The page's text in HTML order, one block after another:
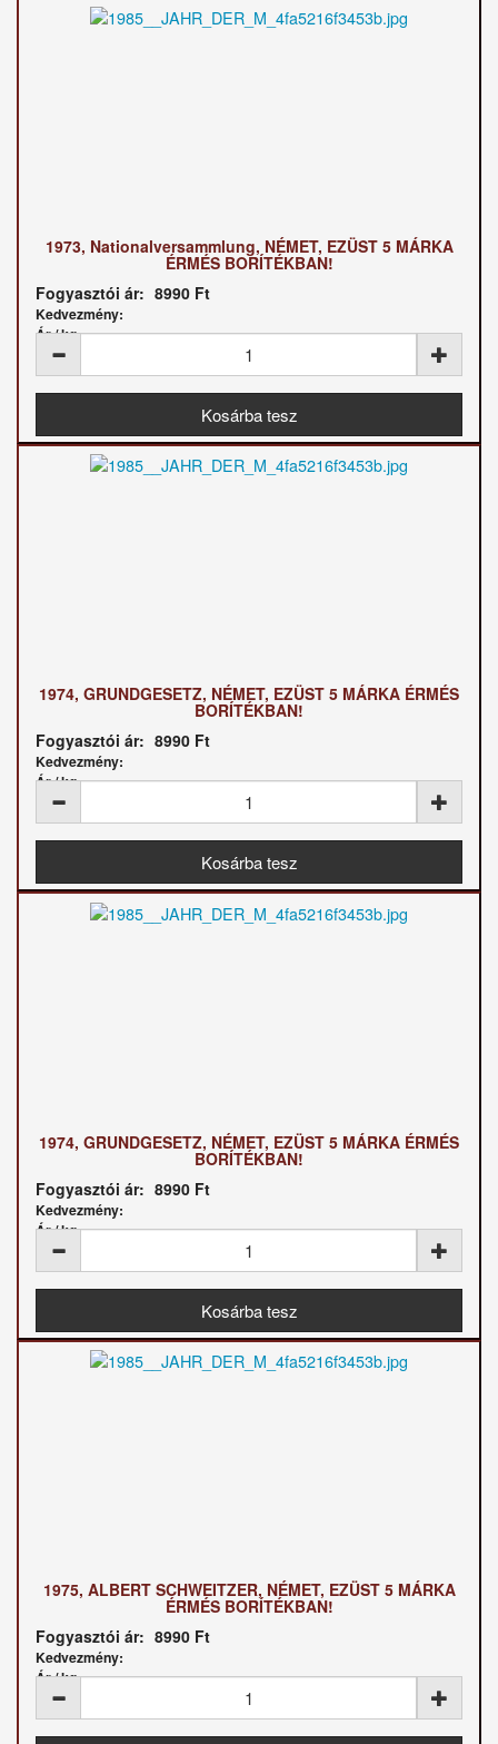
1973, Nationalversammlung, NÉMET, EZÜST 5 MÁRKA
ÉRMÉS BORÍTÉKBAN!
Fogyasztói ár: 8990 Ft
Kedvezmény:
Ár / kg:
1974, GRUNDGESETZ, NÉMET, EZÜST 5 MÁRKA ÉRMÉS
BORÍTÉKBAN!
Fogyasztói ár: 8990 Ft
Kedvezmény:
Ár / kg:
1974, GRUNDGESETZ, NÉMET, EZÜST 5 MÁRKA ÉRMÉS
BORÍTÉKBAN!
Fogyasztói ár: 8990 Ft
Kedvezmény:
Ár / kg:
1975, ALBERT SCHWEITZER, NÉMET, EZÜST 5 MÁRKA
ÉRMÉS BORÍTÉKBAN!
Fogyasztói ár: 8990 Ft
Kedvezmény:
Ár / kg: